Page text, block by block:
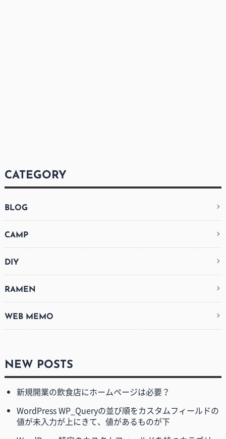
CATEGORY
BLOG
CAMP
DIY
RAMEN
WEB MEMO
NEW POSTS
新規開業の飲食店にホームページは必要？
WordPress WP_Queryの並び順をカスタムフィールドの
値が未入力が上にきて、値があるものが下